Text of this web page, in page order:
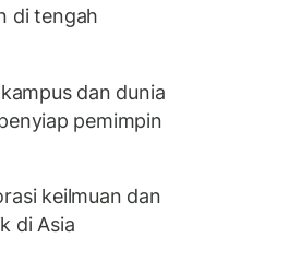
di tengah
dan dunia
pemimpin
keilmuan dan
di Asia